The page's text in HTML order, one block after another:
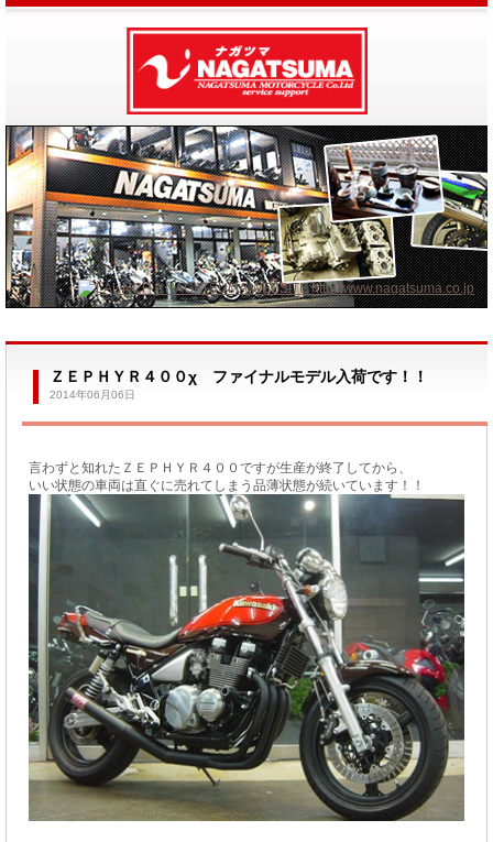
ＺＥＰＨＹＲ４００χ ファイナルモデル入荷です！！
2014年06月06日
言わずと知れたＺＥＰＨＹＲ４００ですが生産が終了してから、
いい状態の車両は直ぐに売れてしまう品薄状態が続いています！！